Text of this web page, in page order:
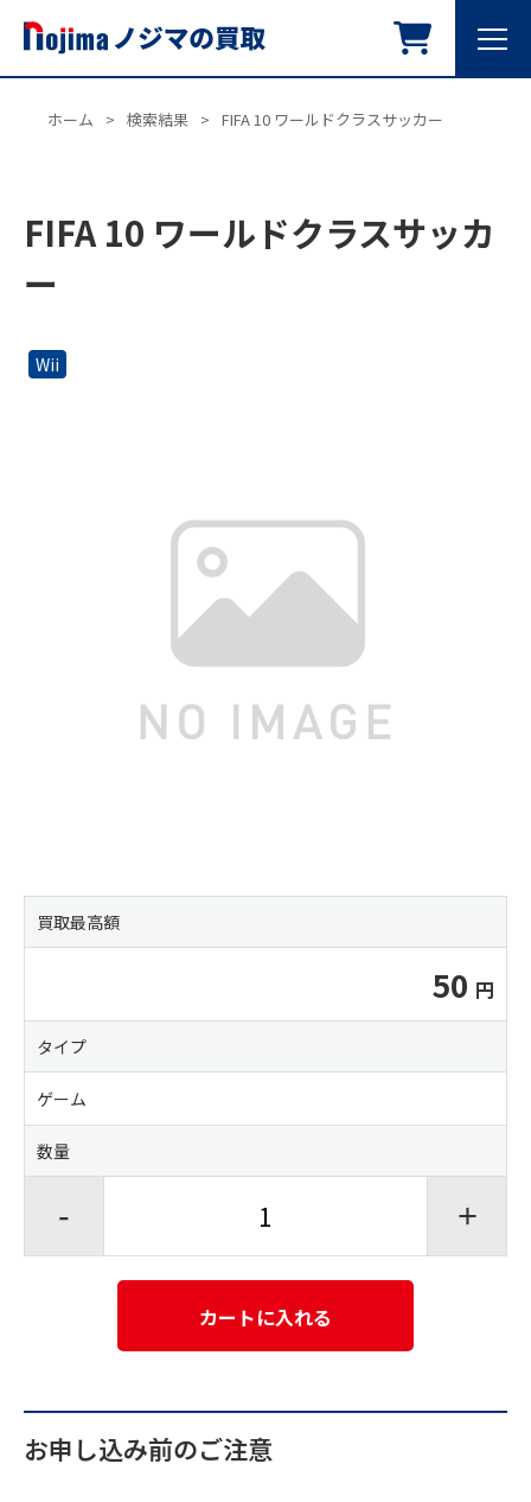
ホーム > 検索結果 > FIFA 10 ワールドクラスサッカー
FIFA 10 ワールドクラスサッカ
ー
Wii
買取最高額
50
タイプ
ゲーム
数量
- +
カートに入れる
お申し込み前のご注意